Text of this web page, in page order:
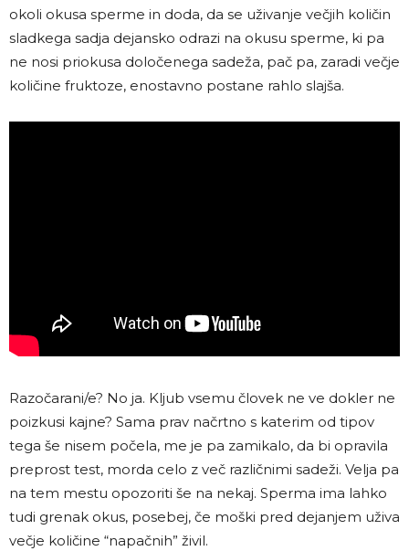
okoli okusa sperme in doda, da se uživanje večjih količin
sladkega sadja dejansko odrazi na okusu sperme, ki pa
ne nosi priokusa določenega sadeža, pač pa, zaradi večje
količine fruktoze, enostavno postane rahlo slajša.
Razočarani/e? No ja. Kljub vsemu človek ne ve dokler ne
poizkusi kajne? Sama prav načrtno s katerim od tipov
tega še nisem počela, me je pa zamikalo, da bi opravila
preprost test, morda celo z več različnimi sadeži. Velja pa
na tem mestu opozoriti še na nekaj. Sperma ima lahko
tudi grenak okus, posebej, če moški pred dejanjem uživa
večje količine “napačnih” živil.